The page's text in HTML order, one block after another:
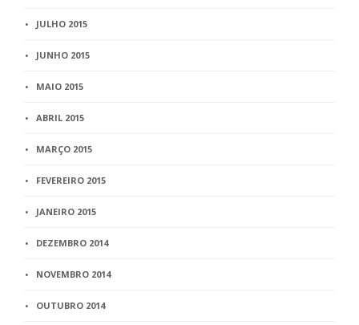
JULHO 2015
JUNHO 2015
MAIO 2015
ABRIL 2015
MARÇO 2015
FEVEREIRO 2015
JANEIRO 2015
DEZEMBRO 2014
NOVEMBRO 2014
OUTUBRO 2014